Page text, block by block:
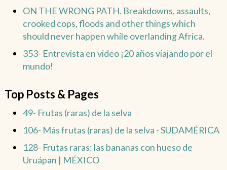
ON THE WRONG PATH. Breakdowns, assaults,
crooked cops, floods and other things which
should never happen while overlanding Africa.
353- Entrevista en video ¡20 años viajando por el
mundo!
Top Posts & Pages
49- Frutas (raras) de la selva
106- Más frutas (raras) de la selva - SUDAMÉRICA
128- Frutas raras: las bananas con hueso de
Uruápan | MÉXICO